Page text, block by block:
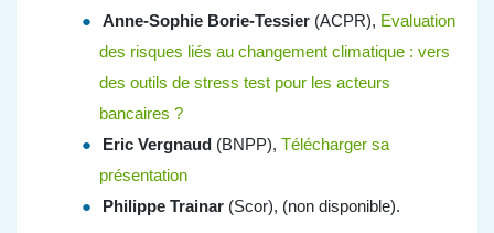
Anne-Sophie Borie-Tessier(ACPR), Evaluation
des risques liés au changement climatique : vers
des outils de stress test pour les acteurs
bancaires ?
Eric Vergnaud(BNPP), Télécharger sa
présentation
Philippe Trainar(Scor), (non disponible).